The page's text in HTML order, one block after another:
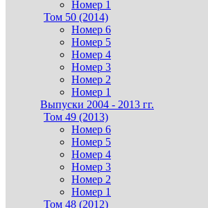
Номер 1
Том 50 (2014)
Номер 6
Номер 5
Номер 4
Номер 3
Номер 2
Номер 1
Выпуски 2004 - 2013 гг.
Том 49 (2013)
Номер 6
Номер 5
Номер 4
Номер 3
Номер 2
Номер 1
Том 48 (2012)